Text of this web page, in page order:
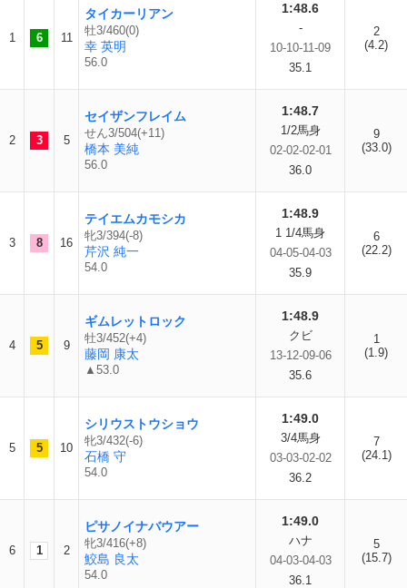
1 6 11
タイカーリアン
牡3/460(0)
幸 英明
56.0
1:48.6
-
10-10-11-09
35.1
2
(4.2)
2 3 5
セイザンフレイム
せん3/504(+11)
橋本 美純
56.0
1:48.7
1/2馬身
02-02-02-01
36.0
9
(33.0)
3 8 16
テイエムカモシカ
牝3/394(-8)
芹沢 純一
54.0
1:48.9
1 1/4馬身
04-05-04-03
35.9
6
(22.2)
4 5 9
ギムレットロック
牡3/452(+4)
藤岡 康太
▲53.0
1:48.9
クビ
13-12-09-06
35.6
1
(1.9)
5 5 10
シリウストウショウ
牝3/432(-6)
石橋 守
54.0
1:49.0
3/4馬身
03-03-02-02
36.2
7
(24.1)
6 1 2
ピサノイナバウアー
牝3/416(+8)
鮫島 良太
54.0
1:49.0
ハナ
04-03-04-03
36.1
5
(15.7)